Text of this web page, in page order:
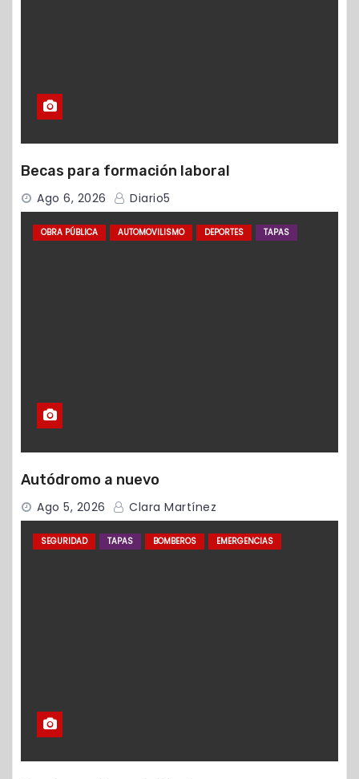
Becas para formación laboral
Ago 6, 2026 Diario5
OBRA PÚBLICA AUTOMOVILISMO DEPORTES TAPAS
Autódromo a nuevo
Ago 5, 2026 Clara Martínez
SEGURIDAD TAPAS BOMBEROS EMERGENCIAS